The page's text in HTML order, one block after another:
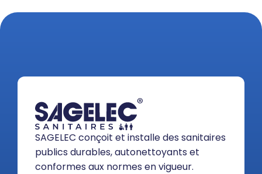
SAGELEC conçoit et installe des sanitaires
publics durables, autonettoyants et
conformes aux normes en vigueur.